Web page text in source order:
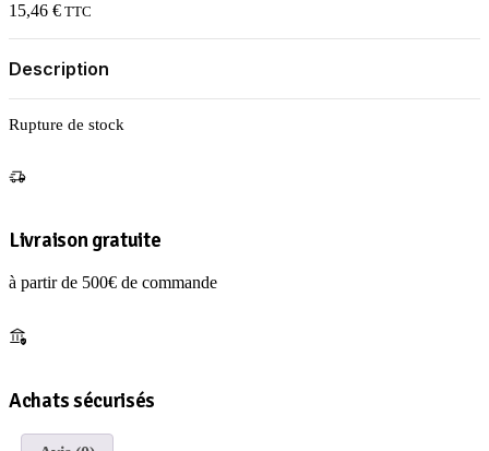
15,46 € TTC
Description
Rupture de stock
Livraison gratuite
à partir de 500€ de commande
Achats sécurisés